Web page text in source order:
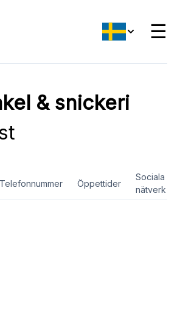
☰
& snickeri
Telefonnummer Öppettider
Sociala
nätverk